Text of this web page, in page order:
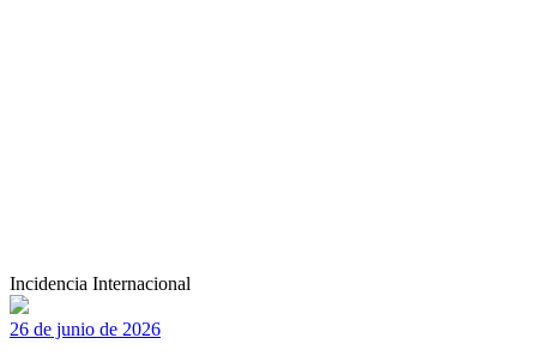
Incidencia Internacional
26 de junio de 2026